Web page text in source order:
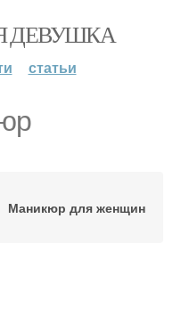
ДЕВУШКА
статьи
Маникюр для женщин